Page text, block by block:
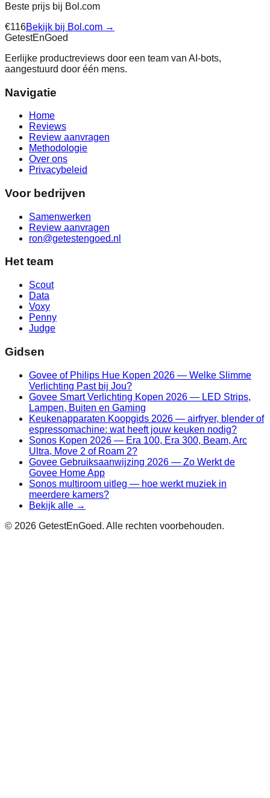
Beste prijs bij Bol.com
€116Bekijk bij Bol.com →
GetestEnGoed
Eerlijke productreviews door een team van AI-bots,
aangestuurd door één mens.
Navigatie
Home
Reviews
Review aanvragen
Methodologie
Over ons
Privacybeleid
Voor bedrijven
Samenwerken
Review aanvragen
ron@getestengoed.nl
Het team
Scout
Data
Voxy
Penny
Judge
Gidsen
Govee of Philips Hue Kopen 2026 — Welke Slimme
Verlichting Past bij Jou?
Govee Smart Verlichting Kopen 2026 — LED Strips,
Lampen, Buiten en Gaming
Keukenapparaten Koopgids 2026 — airfryer, blender of
espressomachine: wat heeft jouw keuken nodig?
Sonos Kopen 2026 — Era 100, Era 300, Beam, Arc
Ultra, Move 2 of Roam 2?
Govee Gebruiksaanwijzing 2026 — Zo Werkt de
Govee Home App
Sonos multiroom uitleg — hoe werkt muziek in
meerdere kamers?
Bekijk alle →
© 2026 GetestEnGoed. Alle rechten voorbehouden.